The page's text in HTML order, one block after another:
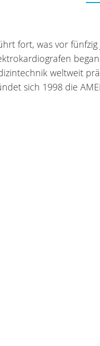
fort, was vor fünfzig
weltweit
sich 1998 die